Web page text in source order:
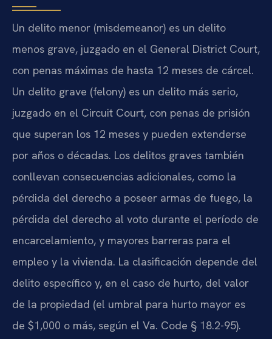
Un delito menor (misdemeanor) es un delito
menos grave, juzgado en el General District Court,
con penas máximas de hasta 12 meses de cárcel.
Un delito grave (felony) es un delito más serio,
juzgado en el Circuit Court, con penas de prisión
que superan los 12 meses y pueden extenderse
por años o décadas. Los delitos graves también
conllevan consecuencias adicionales, como la
pérdida del derecho a poseer armas de fuego, la
pérdida del derecho al voto durante el período de
encarcelamiento, y mayores barreras para el
empleo y la vivienda. La clasificación depende del
delito específico y, en el caso de hurto, del valor
de la propiedad (el umbral para hurto mayor es
de $1,000 o más, según el Va. Code § 18.2-95).